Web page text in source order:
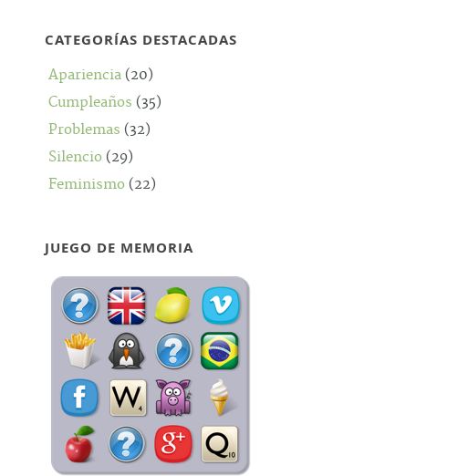
CATEGORÍAS DESTACADAS
Apariencia (20)
Cumpleaños (35)
Problemas (32)
Silencio (29)
Feminismo (22)
JUEGO DE MEMORIA